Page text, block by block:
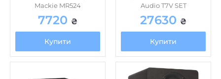
Mackie MR524
7720 ₴
Купити
Audio T7V SET
27630 ₴
Купити